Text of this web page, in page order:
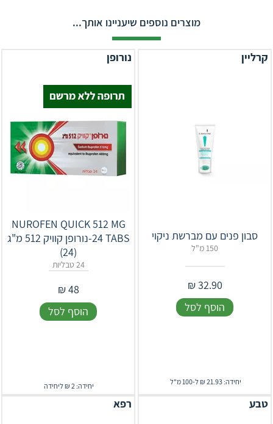
מוצרים נוספים שיעניינו אותך...
קרליין
סבון פנים עם מברשת ניקוי
150 מ"ל
32.90
₪
הוסף לסל
יחידה: 21.93 ₪ ל-100 מ"ל
נורופן
NUROFEN QUICK 512 MG
24 TABS-נורופן קוויק 512 מ"ג
(24)
24 טבליות
48
₪
הוסף לסל
יחידה: 2 ₪ ליחידה
טבע רפא